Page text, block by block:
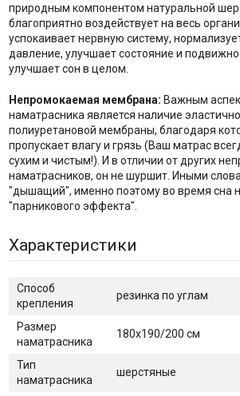
природным компонентом натуральной
благоприятно воздействует на весь
успокаивает нервную систему,
давление, улучшает состояние и
улучшает сон в целом.
Непромокаемая мембрана: Важным
наматрасника является наличие
полиуретановой мембраны, благодаря
пропускает влагу и грязь (Ваш матрас
сухим и чистым!). И в отличии от других
наматрасников, он не шуршит. Иными
"дышащий", именно поэтому во время сна
"парникового эффекта".
Характеристики
Способ
крепления
резинка по углам
Размер
наматрасника
180х190/200 см
Тип
наматрасника
шерстяные